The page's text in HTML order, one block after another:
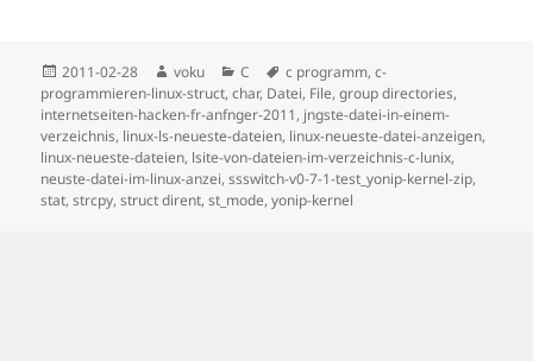
Posted
on
2011-02-28 Author
voku Categories
C Tags
c programm,c-
programmieren-linux-struct,char, Datei, File,group directories,
internetseiten-hacken-fr-anfnger-2011, jngste-datei-in-einem-
verzeichnis, linux-ls-neueste-dateien, linux-neueste-datei-anzeigen,
linux-neueste-dateien, lsite-von-dateien-im-verzeichnis-c-lunix,
neuste-datei-im-linux-anzei,ssswitch-v0-7-1-test_yonip-kernel-zip,
stat,strcpy,struct dirent,st_mode,yonip-kernel